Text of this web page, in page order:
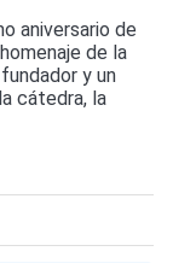
aniversario de
de la
y un
cátedra, la